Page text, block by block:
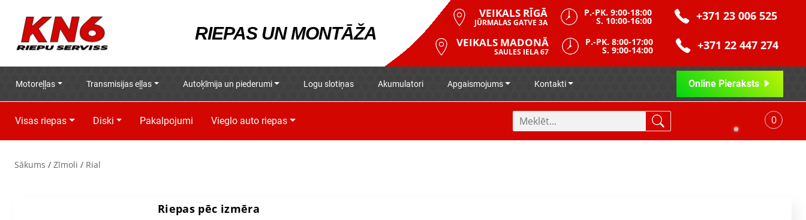
RIEPAS UN MONTĀŽA
VEIKALS RĪGĀ
JŪRMALAS GATVE 3A
P.-PK. 9:00-18:00
S. 10:00-16:00 +371 23 006 525
VEIKALS MADONĀ
SAULES IELA 67
P.-PK. 8:00-17:00
S. 9:00-14:00 +371 22 447 274
Motoreļļas Transmisijas eļļas Autoķīmija un piederumi Logu slotiņas Akumulatori Apgaismojums Kontakti Online Pieraksts
Visas riepas Diski Pakalpojumi Vieglo auto riepas 0
Sākums / Zīmoli / Rial
Riepas pēc izmēra